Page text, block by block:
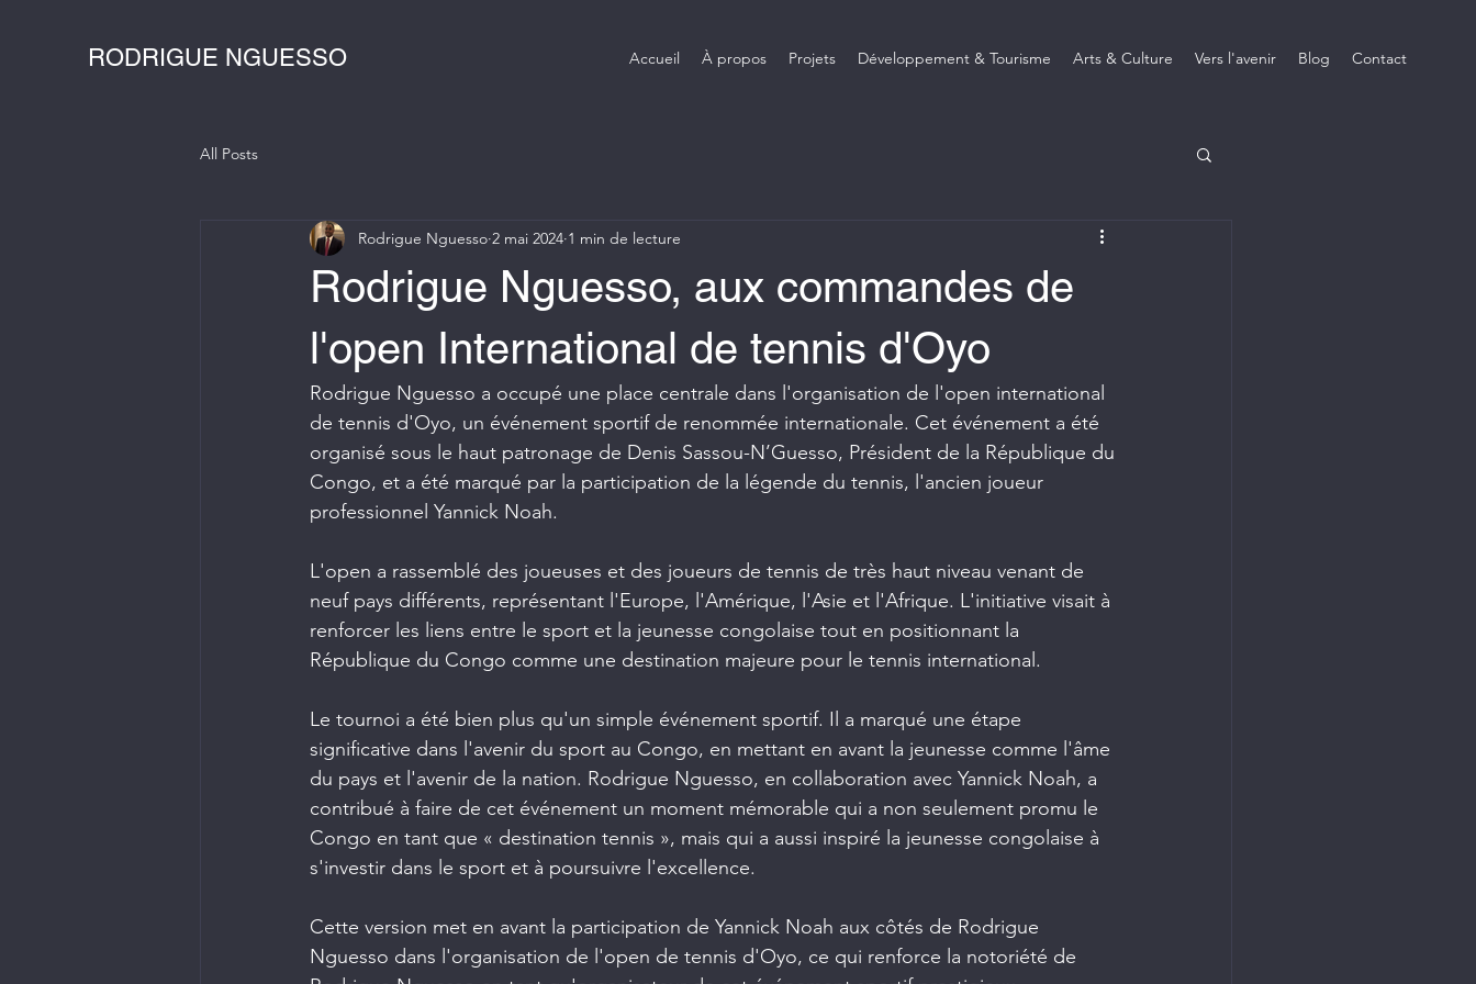
RODRIGUE NGUESSO Accueil À propos Projets Développement & Tourisme Arts & Culture Vers l'avenir Blog Contact
All Posts
Rodrigue Nguesso, aux commandes de
l'open International de tennis d'Oyo
Rodrigue Nguesso 2 mai 2024 1 min de lecture
Rodrigue Nguesso a occupé une place centrale dans l'organisation de l'open international
de tennis d'Oyo, un événement sportif de renommée internationale. Cet événement a été
organisé sous le haut patronage de Denis Sassou-N’Guesso, Président de la République du
Congo, et a été marqué par la participation de la légende du tennis, l'ancien joueur
professionnel Yannick Noah.
L'open a rassemblé des joueuses et des joueurs de tennis de très haut niveau venant de
neuf pays différents, représentant l'Europe, l'Amérique, l'Asie et l'Afrique. L'initiative visait à
renforcer les liens entre le sport et la jeunesse congolaise tout en positionnant la
République du Congo comme une destination majeure pour le tennis international.
Le tournoi a été bien plus qu'un simple événement sportif. Il a marqué une étape
significative dans l'avenir du sport au Congo, en mettant en avant la jeunesse comme l'âme
du pays et l'avenir de la nation. Rodrigue Nguesso, en collaboration avec Yannick Noah, a
contribué à faire de cet événement un moment mémorable qui a non seulement promu le
Congo en tant que « destination tennis », mais qui a aussi inspiré la jeunesse congolaise à
s'investir dans le sport et à poursuivre l'excellence.
Cette version met en avant la participation de Yannick Noah aux côtés de Rodrigue
Nguesso dans l'organisation de l'open de tennis d'Oyo, ce qui renforce la notoriété de